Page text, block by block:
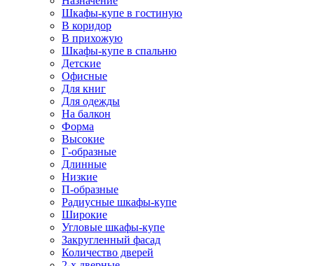
Шкафы-купе в гостиную
В коридор
В прихожую
Шкафы-купе в спальню
Детские
Офисные
Для книг
Для одежды
На балкон
Форма
Высокие
Г-образные
Длинные
Низкие
П-образные
Радиусные шкафы-купе
Широкие
Угловые шкафы-купе
Закругленный фасад
Количество дверей